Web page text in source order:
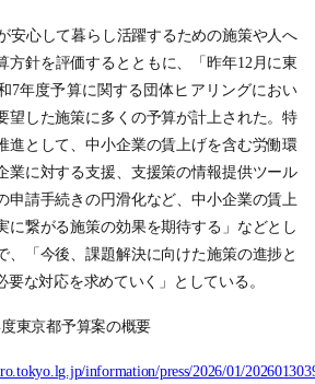
安心して暮らし活躍するための施策や人へ
方針を評価するとともに、「昨年12月に東
7年度予算に関する団体ヒアリングにおい
望した施策に多くの予算が計上された。特
進として、中小企業の賃上げを含む労働環
業に対する支援、支援策の情報提供ツール
申請手続きの円滑化など、中小企業の賃上
に繋がる施策の効果を期待する」などとし
、「今後、課題解決に向けた施策の進捗と
要な対応を求めていく」としている。
東京都予算案の概要
information/press/2026/01/